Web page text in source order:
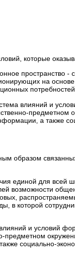
которые
пространство -
на
потребностей.
влияний и
предметном
а также
образом
единой для
возможности
в которой
и условий
социально-